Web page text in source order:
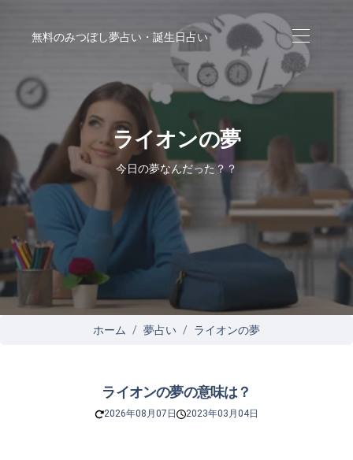
無料のみつぼし夢占い・誕生日占い
ライオンの夢
今日の夢なんだった？？
ホーム 夢占い ライオンの夢
ライオンの夢の意味は？
2026年08月07日 2023年03月04日